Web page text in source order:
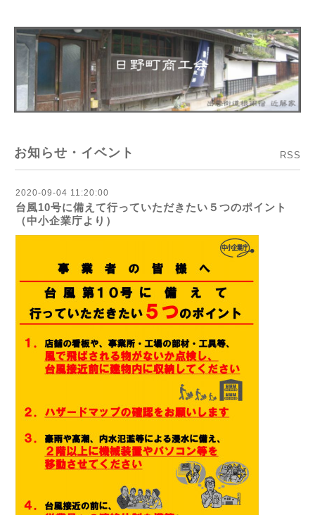
お知らせ・イベント RSS
2020-09-04 11:20:00
台風10号に備えて行っていただきたい５つのポイント
（中小企業庁より）